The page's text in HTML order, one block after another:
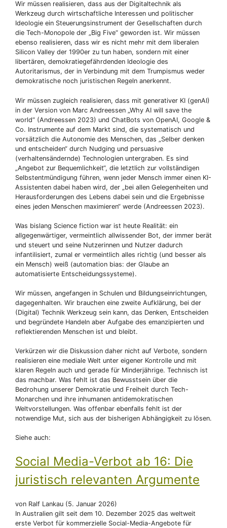
Wir müssen realisieren, dass aus der Digitaltechnik als
Werkzeug durch wirtschaftliche Interessen und politischer
Ideologie ein Steuerungsinstrument der Gesellschaften durch
die Tech-Monopole der „Big Five“ geworden ist. Wir müssen
ebenso realisieren, dass wir es nicht mehr mit dem liberalen
Silicon Valley der 1990er zu tun haben, sondern mit einer
libertären, demokratiegefährdenden Ideologie des
Autoritarismus, der in Verbindung mit dem Trumpismus weder
demokratische noch juristischen Regeln anerkennt.
Wir müssen zugleich realisieren, dass mit generativer KI (genAI)
in der Version von Marc Andreessen „Why AI will save the
world“ (Andreessen 2023) und ChatBots von OpenAI, Google &
Co. Instrumente auf dem Markt sind, die systematisch und
vorsätzlich die Autonomie des Menschen, das „Selber denken
und entscheiden“ durch Nudging und persuasive
(verhaltensändernde) Technologien untergraben. Es sind
„Angebot zur Bequemlichkeit“, die letztlich zur vollständigen
Selbstentmündigung führen, wenn jeder Mensch immer einen KI-
Assistenten dabei haben wird, der „bei allen Gelegenheiten und
Herausforderungen des Lebens dabei sein und die Ergebnisse
eines jeden Menschen maximieren“ werde (Andreessen 2023).
Was bislang Science fiction war ist heute Realität: ein
allgegenwärtiger, vermeintlich allwissender Bot, der immer berät
und steuert und seine Nutzerinnen und Nutzer dadurch
infantilisiert, zumal er vermeintlich alles richtig (und besser als
ein Mensch) weiß (automation bias: der Glaube an
automatisierte Entscheidungssysteme).
Wir müssen, angefangen in Schulen und Bildungseinrichtungen,
dagegenhalten. Wir brauchen eine zweite Aufklärung, bei der
(Digital) Technik Werkzeug sein kann, das Denken, Entscheiden
und begründete Handeln aber Aufgabe des emanzipierten und
reflektierenden Menschen ist und bleibt.
Verkürzen wir die Diskussion daher nicht auf Verbote, sondern
realisieren eine mediale Welt unter eigener Kontrolle und mit
klaren Regeln auch und gerade für Minderjährige. Technisch ist
das machbar. Was fehlt ist das Bewusstsein über die
Bedrohung unserer Demokratie und Freiheit durch Tech-
Monarchen und ihre inhumanen antidemokratischen
Weltvorstellungen. Was offenbar ebenfalls fehlt ist der
notwendige Mut, sich aus der bisherigen Abhängigkeit zu lösen.
Siehe auch:
Social Media-Verbot ab 16: Die
juristisch relevanten Argumente
von Ralf Lankau (5. Januar 2026)
In Australien gilt seit dem 10. Dezember 2025 das weltweit
erste Verbot für kommerzielle Social-Media-Angebote für